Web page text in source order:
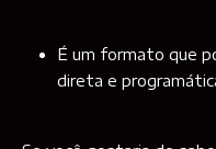
É um formato que
direta e